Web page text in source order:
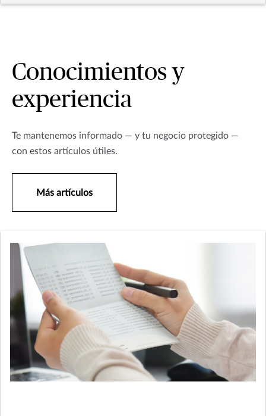
Conocimientos y
experiencia
Te mantenemos informado — y tu negocio protegido —
con estos artículos útiles.
Más artículos